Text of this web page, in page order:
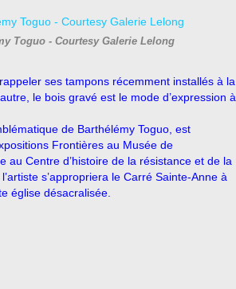
Toguo - Courtesy Galerie Lelong
ses tampons récemment installés à la
le bois gravé est le mode d’expression à
de Barthélémy Toguo, est
Frontières au Musée de
au Centre d’histoire de la résistance et de la
s’appropriera le Carré Sainte-Anne à
église désacralisée.